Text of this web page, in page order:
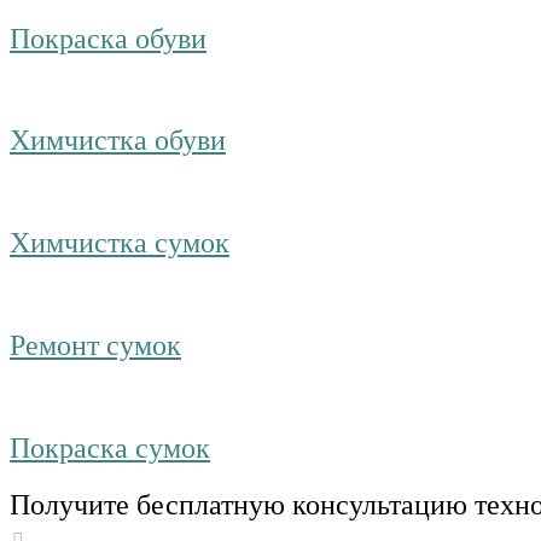
Покраска обуви
Химчистка обуви
Химчистка сумок
Ремонт сумок
Покраска сумок
Получите бесплатную консультацию